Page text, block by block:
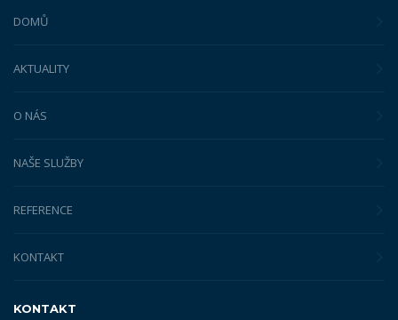
DOMŮ
AKTUALITY
O NÁS
NAŠE SLUŽBY
REFERENCE
KONTAKT
KONTAKT